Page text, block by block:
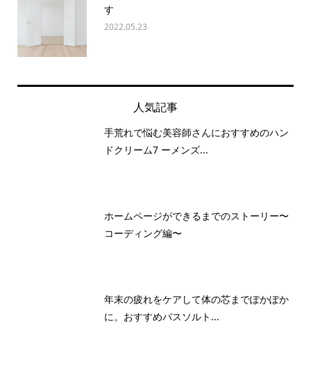
す
2022.05.23
人気記事
手荒れで悩む美容師さんにおすすめのハン
ドクリーム7 ーメンズ...
ホームページができるまでのストーリー〜
コーディング編〜
年末の疲れをケアして体の芯までぽかぽか
に。おすすめバスソルト...